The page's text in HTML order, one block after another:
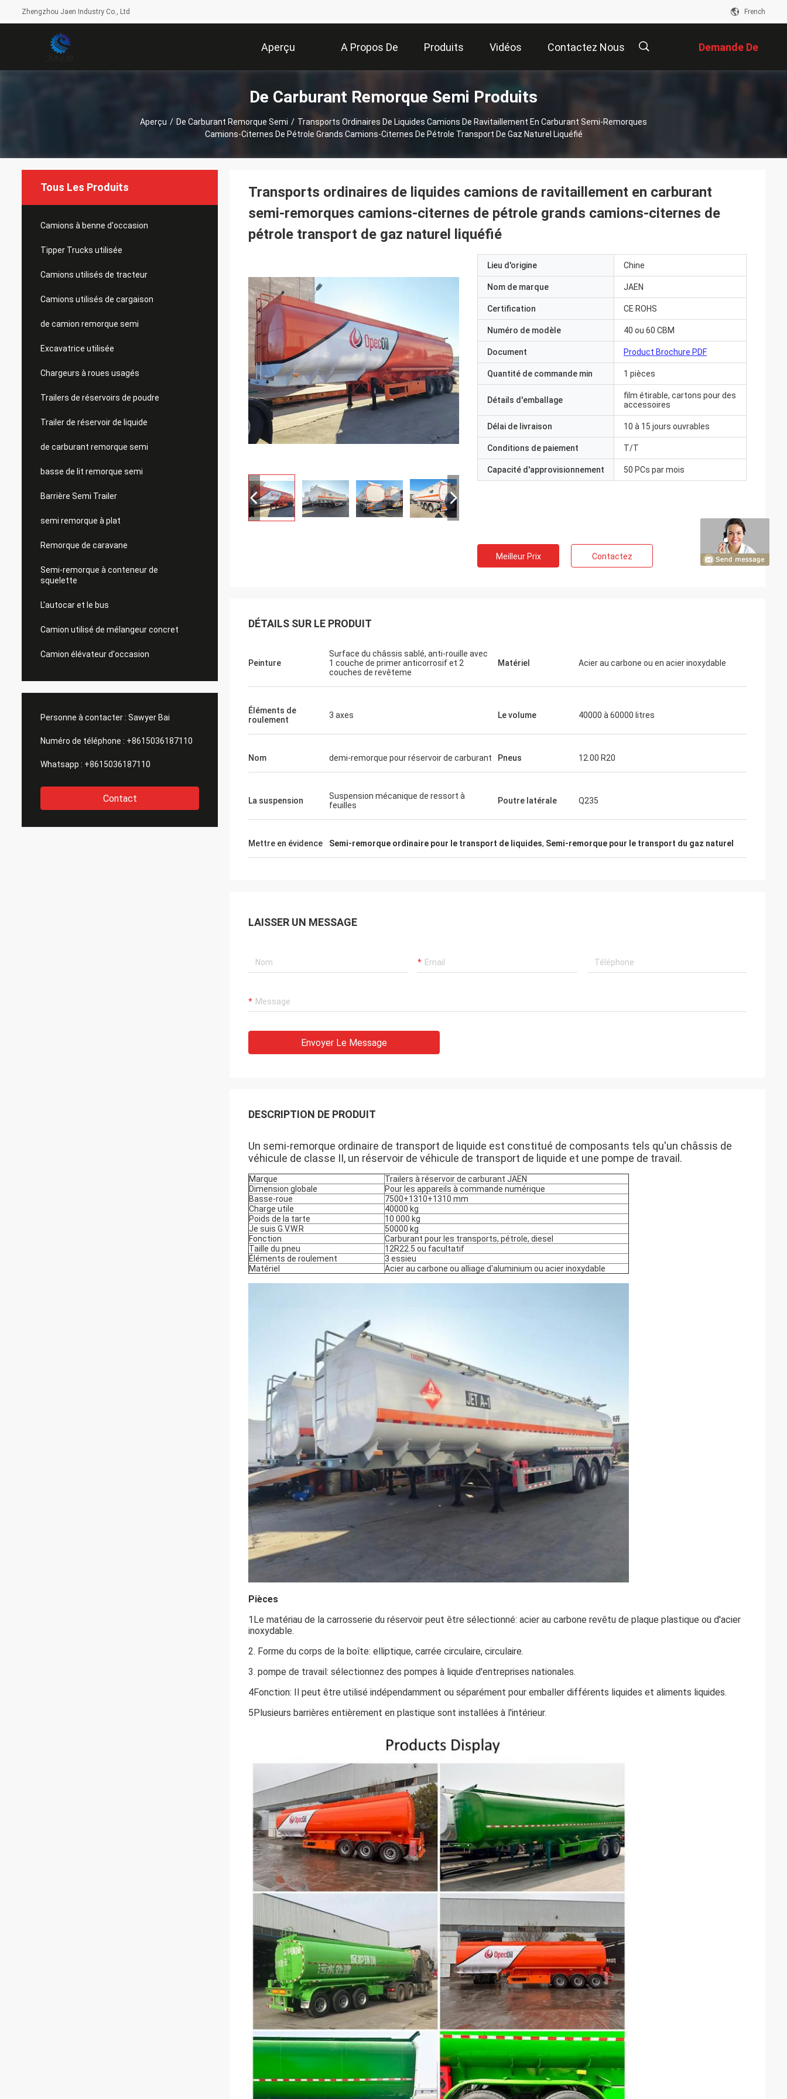
Zhengzhou Jaen Industry Co., Ltd French
Aperçu A Propos De
Nous
Produits Vidéos Contactez Nous Demande De
Soumission
De Carburant Remorque Semi Produits
Aperçu / De Carburant Remorque Semi / Transports Ordinaires De Liquides Camions De Ravitaillement En Carburant Semi-Remorques
Camions-Citernes De Pétrole Grands Camions-Citernes De Pétrole Transport De Gaz Naturel Liquéfié
Tous Les Produits
Camions à benne d'occasion
Tipper Trucks utilisée
Camions utilisés de tracteur
Camions utilisés de cargaison
de camion remorque semi
Excavatrice utilisée
Chargeurs à roues usagés
Trailers de réservoirs de poudre
Trailer de réservoir de liquide
de carburant remorque semi
basse de lit remorque semi
Barrière Semi Trailer
semi remorque à plat
Remorque de caravane
Semi-remorque à conteneur de
squelette
L'autocar et le bus
Camion utilisé de mélangeur concret
Camion élévateur d'occasion
Personne à contacter : Sawyer Bai
Numéro de téléphone : +8615036187110
Whatsapp : +8615036187110
Contact
Transports ordinaires de liquides camions de ravitaillement en carburant
semi-remorques camions-citernes de pétrole grands camions-citernes de
pétrole transport de gaz naturel liquéfié
Lieu d'origine Chine
Nom de marque JAEN
Certification CE ROHS
Numéro de modèle 40 ou 60 CBM
Document Product Brochure PDF
Quantité de commande min 1 pièces
Détails d'emballage
film étirable, cartons pour des
accessoires
Délai de livraison 10 à 15 jours ouvrables
Conditions de paiement T/T
Capacité d'approvisionnement 50 PCs par mois
Meilleur Prix Contactez
DÉTAILS SUR LE PRODUIT
Peinture
Surface du châssis sablé, anti-rouille avec
1 couche de primer anticorrosif et 2
couches de revêteme
Matériel Acier au carbone ou en acier inoxydable
Éléments de
roulement
3 axes Le volume 40000 à 60000 litres
Nom demi-remorque pour réservoir de carburant Pneus 12.00 R20
La suspension
Suspension mécanique de ressort à
feuilles
Poutre latérale Q235
Mettre en évidence Semi-remorque ordinaire pour le transport de liquides, Semi-remorque pour le transport du gaz naturel
LAISSER UN MESSAGE
Envoyer Le Message
DESCRIPTION DE PRODUIT
Un semi-remorque ordinaire de transport de liquide est constitué de composants tels qu'un châssis de
véhicule de classe II, un réservoir de véhicule de transport de liquide et une pompe de travail.
Marque
Trailers à réservoir de carburant JAEN
Dimension globale
Pour les appareils à commande numérique
Basse-roue
7500+1310+1310 mm
Charge utile
40000 kg
Poids de la tarte
10 000 kg
Je suis G.V.W.R
50000 kg
Fonction
Carburant pour les transports, pétrole, diesel
Taille du pneu
12R22.5 ou facultatif
Éléments de roulement
3 essieu
Matériel
Acier au carbone ou alliage d'aluminium ou acier inoxydable
Pièces
1Le matériau de la carrosserie du réservoir peut être sélectionné: acier au carbone revêtu de plaque plastique ou d'acier
inoxydable.
2. Forme du corps de la boîte: elliptique, carrée circulaire, circulaire.
3. pompe de travail: sélectionnez des pompes à liquide d'entreprises nationales.
4Fonction: Il peut être utilisé indépendamment ou séparément pour emballer différents liquides et aliments liquides.
5Plusieurs barrières entièrement en plastique sont installées à l'intérieur.